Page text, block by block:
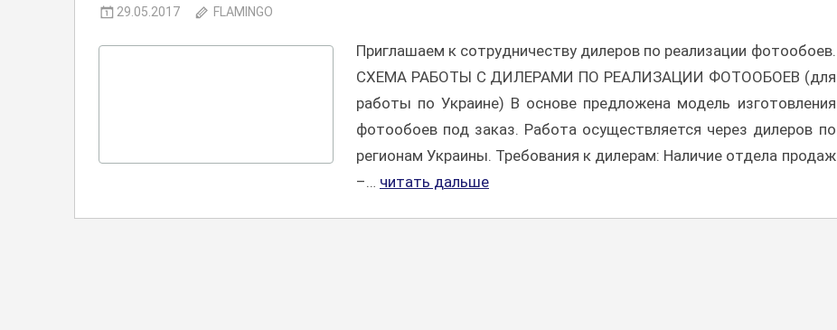
29.05.2017 FLAMINGO
Приглашаем к сотрудничеству дилеров по реализации фотообоев.
СХЕМА РАБОТЫ С ДИЛЕРАМИ ПО РЕАЛИЗАЦИИ ФОТООБОЕВ (для
работы по Украине) В основе предложена модель изготовления
фотообоев под заказ. Работа осуществляется через дилеров по
регионам Украины. Требования к дилерам: Наличие отдела продаж
–… читать дальше